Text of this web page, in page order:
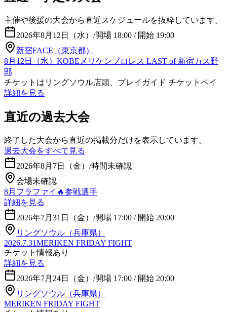
主催や後援の大会から直近スケジュールを抜粋しています。
2026年8月12日（水） /開場 18:00 / 開始 19:00
新宿FACE（東京都）
8月12日（水）KOBEメリケンプロレス LAST of 新宿カス野
郎
チケットはリングソウル店頭、プレイガイド チケットペイ
詳細を見る
直近の過去大会
終了した大会から直近の掲載分だけを表示しています。
過去大会をすべて見る
2026年8月7日（金） /時間未確認
会場未確認
8月フラファイ🔥参戦選手
詳細を見る
2026年7月31日（金） /開場 17:00 / 開始 20:00
リングソウル（兵庫県）
2026.7.31MERIKEN FRIDAY FIGHT
チケット情報あり
詳細を見る
2026年7月24日（金） /開場 17:00 / 開始 20:00
リングソウル（兵庫県）
MERIKEN FRIDAY FIGHT